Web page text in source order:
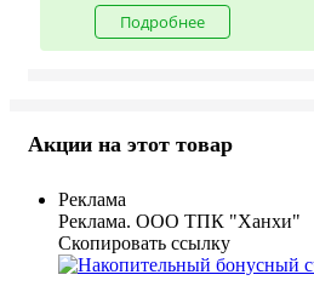
Подробнее
Акции на этот товар
Реклама
Реклама. ООО ТПК "Ханхи"
Скопировать ссылку